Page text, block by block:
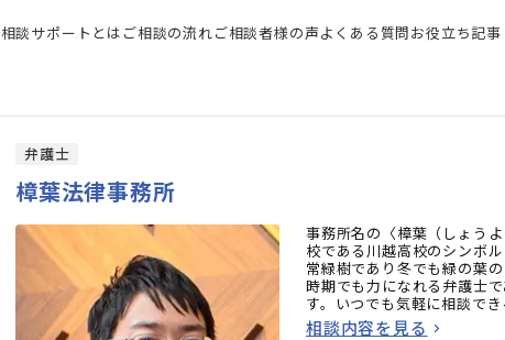
相談サポートとは ご相談の流れご相談者様の声よくある質問お役立ち記事
弁護士
樟葉法律事務所
事務所名の〈樟葉（しょう
校である川越高校のシンボ
常緑樹であり冬でも緑の葉
時期でも力になれる弁護士
す。いつでも気軽に相談で
気軽にご連絡ください。
相談内容を見る